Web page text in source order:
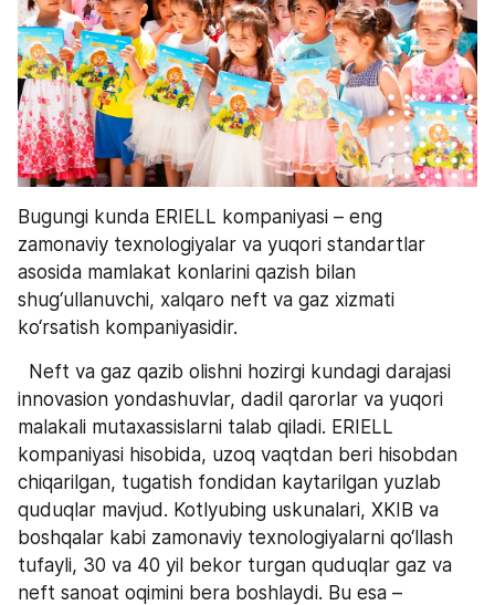
Bugungi kunda ERIELL kompaniyasi – eng
zamonaviy texnologiyalar va yuqori standartlar
asosida mamlakat konlarini qazish bilan
shug‘ullanuvchi, xalqaro neft va gaz xizmati
ko‘rsatish kompaniyasidir.
innovasion yondashuvlar, dadil qarorlar va yuqori
malakali mutaxassislarni talab qiladi. ERIELL
kompaniyasi hisobida, uzoq vaqtdan beri hisobdan
chiqarilgan, tugatish fondidan kaytarilgan yuzlab
quduqlar mavjud. Kotlyubing uskunalari, XKIB va
boshqalar kabi zamonaviy texnologiyalarni qo‘llash
tufayli, 30 va 40 yil bekor turgan quduqlar gaz va
neft sanoat oqimini bera boshlaydi. Bu esa –